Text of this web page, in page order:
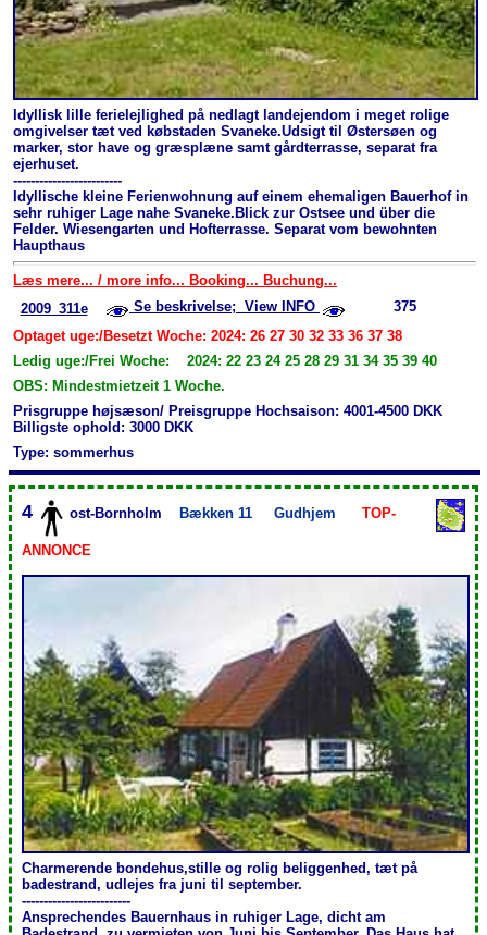
Idyllisk lille ferielejlighed på nedlagt landejendom i meget rolige
omgivelser tæt ved købstaden Svaneke.Udsigt til Østersøen og
marker, stor have og græsplæne samt gårdterrasse, separat fra
ejerhuset.
-------------------------
Idyllische kleine Ferienwohnung auf einem ehemaligen Bauerhof in
sehr ruhiger Lage nahe Svaneke.Blick zur Ostsee und über die
Felder. Wiesengarten und Hofterrasse. Separat vom bewohnten
Haupthaus
Læs mere... / more info... Booking... Buchung...
2009_311e
Se beskrivelse; View INFO
375
Optaget uge:/Besetzt Woche: 2024: 26 27 30 32 33 36 37 38
Ledig uge:/Frei Woche: 2024: 22 23 24 25 28 29 31 34 35 39 40
OBS: Mindestmietzeit 1 Woche.
Prisgruppe højsæson/ Preisgruppe Hochsaison: 4001-4500 DKK
Billigste ophold: 3000 DKK
Type: sommerhus
4 ost-Bornholm Bækken 11 Gudhjem TOP-
ANNONCE
Charmerende bondehus,stille og rolig beliggenhed, tæt på
badestrand, udlejes fra juni til september.
-------------------------
Ansprechendes Bauernhaus in ruhiger Lage, dicht am